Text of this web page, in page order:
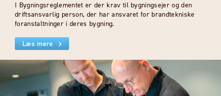
I Bygningsreglementet er der krav til bygningsejer og den
driftsansvarlig person, der har ansvaret for brandtekniske
foranstaltninger i deres bygning.
Læs mere